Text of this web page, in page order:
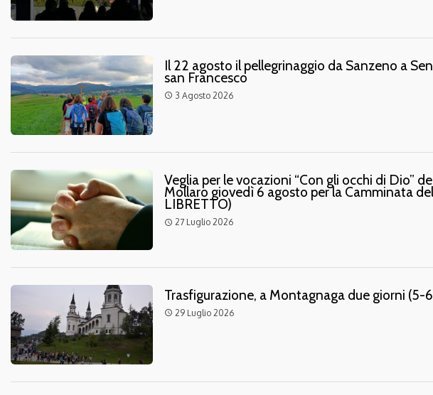
Il 22 agosto il pellegrinaggio da Sanzeno a
san Francesco
access_time 3 Agosto 2026
Veglia per le vocazioni “Con gli occhi di Dio”
Mollaro giovedì 6 agosto per la Camminata
LIBRETTO)
access_time 27 Luglio 2026
Trasfigurazione, a Montagnaga due giorni
access_time 29 Luglio 2026